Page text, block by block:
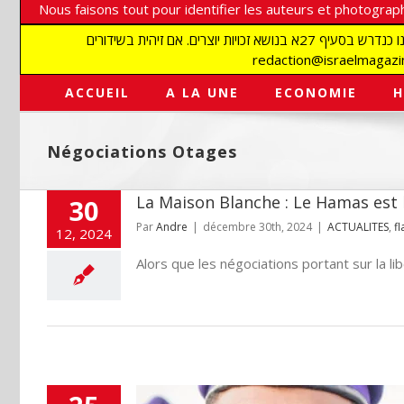
Nous faisons tout pour identifier les auteurs et
אנו עושים הכל כדי לזהות סופרים וצלמים על מנת לכבד את זכויותיהם. אנו מכבדים זכויות יוצרים ושואפים לאתר את בעלי הזכויות בתמונות המגיעות אלינו כנדרש בסעיף 27א בנושא זכויות יוצרים. אם זיהית בשידורים
ACCUEIL A LA UNE ECONOMIE
Négociations Otages
30
12, 2024
La Maison Blanche : Le Hamas
ParAndre | décembre 30th, 2024 | ACTUALITES,
Alors que les négociations portant sur la